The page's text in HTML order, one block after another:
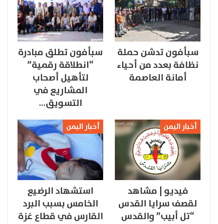
سبأفون تدشن حملة
نظافة بعدد من أحياء
أمانة العاصمة
سبأفون تطلق مبادرة
“انطلاقة رقمية”
لتأهيل أصحاب
المشاريع في
التسويق…
أخبار اليمن
فيديو | مشاهد
لقصف سرايا القدس
“تل أبيب” والقدس
أخبار اليمن
استشهاد الرضيع
الخامس بسبب البرد
القارس في قطاع غزة